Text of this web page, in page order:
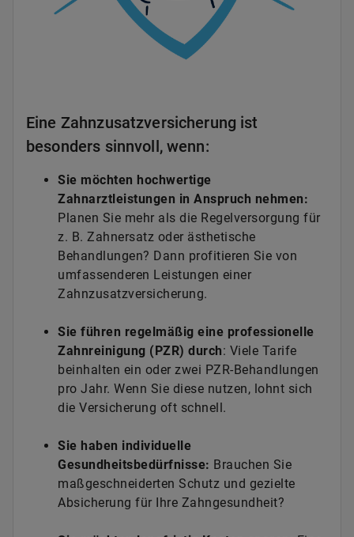
Eine Zahnzusatzversicherung ist
besonders sinnvoll, wenn:
Sie möchten hochwertige
Zahnarztleistungen in Anspruch nehmen:
Planen Sie mehr als die Regelversorgung für
z. B. Zahnersatz oder ästhetische
Behandlungen? Dann profitieren Sie von
umfassenderen Leistungen einer
Zahnzusatzversicherung.
Sie führen regelmäßig eine professionelle
Zahnreinigung (PZR) durch: Viele Tarife
beinhalten ein oder zwei PZR-Behandlungen
pro Jahr. Wenn Sie diese nutzen, lohnt sich
die Versicherung oft schnell.
Sie haben individuelle
Gesundheitsbedürfnisse: Brauchen Sie
maßgeschneiderten Schutz und gezielte
Absicherung für Ihre Zahngesundheit?